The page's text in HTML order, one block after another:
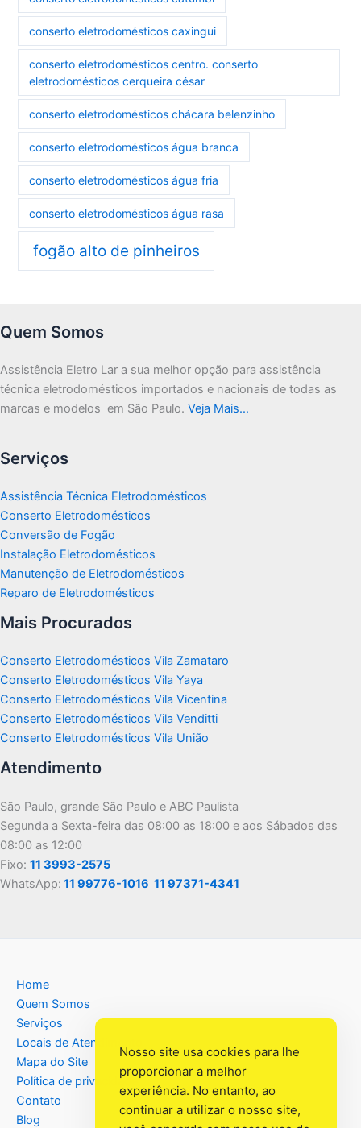
conserto eletrodomésticos caxingui
conserto eletrodomésticos centro. conserto
eletrodomésticos cerqueira césar
conserto eletrodomésticos chácara belenzinho
conserto eletrodomésticos água branca
conserto eletrodomésticos água fria
conserto eletrodomésticos água rasa
fogão alto de pinheiros
Quem Somos
Assistência Eletro Lar a sua melhor opção para assistência
técnica eletrodomésticos importados e nacionais de todas as
marcas e modelos em São Paulo. Veja Mais…
Serviços
Assistência Técnica Eletrodomésticos
Conserto Eletrodomésticos
Conversão de Fogão
Instalação Eletrodomésticos
Manutenção de Eletrodomésticos
Reparo de Eletrodomésticos
Mais Procurados
Conserto Eletrodomésticos Vila Zamataro
Conserto Eletrodomésticos Vila Yaya
Conserto Eletrodomésticos Vila Vicentina
Conserto Eletrodomésticos Vila Venditti
Conserto Eletrodomésticos Vila União
Atendimento
São Paulo, grande São Paulo e ABC Paulista
Segunda a Sexta-feira das 08:00 as 18:00 e aos Sábados das
08:00 as 12:00
Fixo: 11 3993-2575
WhatsApp: 11 99776-1016 11 97371-4341
Home
Quem Somos
Serviços
Locais de Atendimento
Mapa do Site
Política de privacidade
Contato
Blog
Nosso site usa cookies para lhe
proporcionar a melhor
experiência. No entanto, ao
continuar a utilizar o nosso site,